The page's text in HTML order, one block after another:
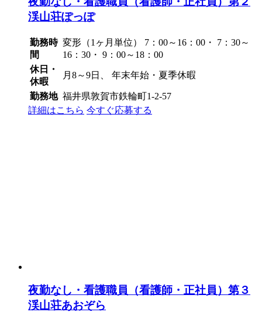
渓山荘ぽっぽ
勤務時
間
変形（1ヶ月単位） 7：00～16：00・ 7：30～
16：30・ 9：00～18：00
休日・
休暇
月8～9日、 年末年始・夏季休暇
勤務地 福井県敦賀市鉄輪町1-2-57
詳細はこちら 今すぐ応募する
夜勤なし・看護職員（看護師・正社員）第３
渓山荘あおぞら